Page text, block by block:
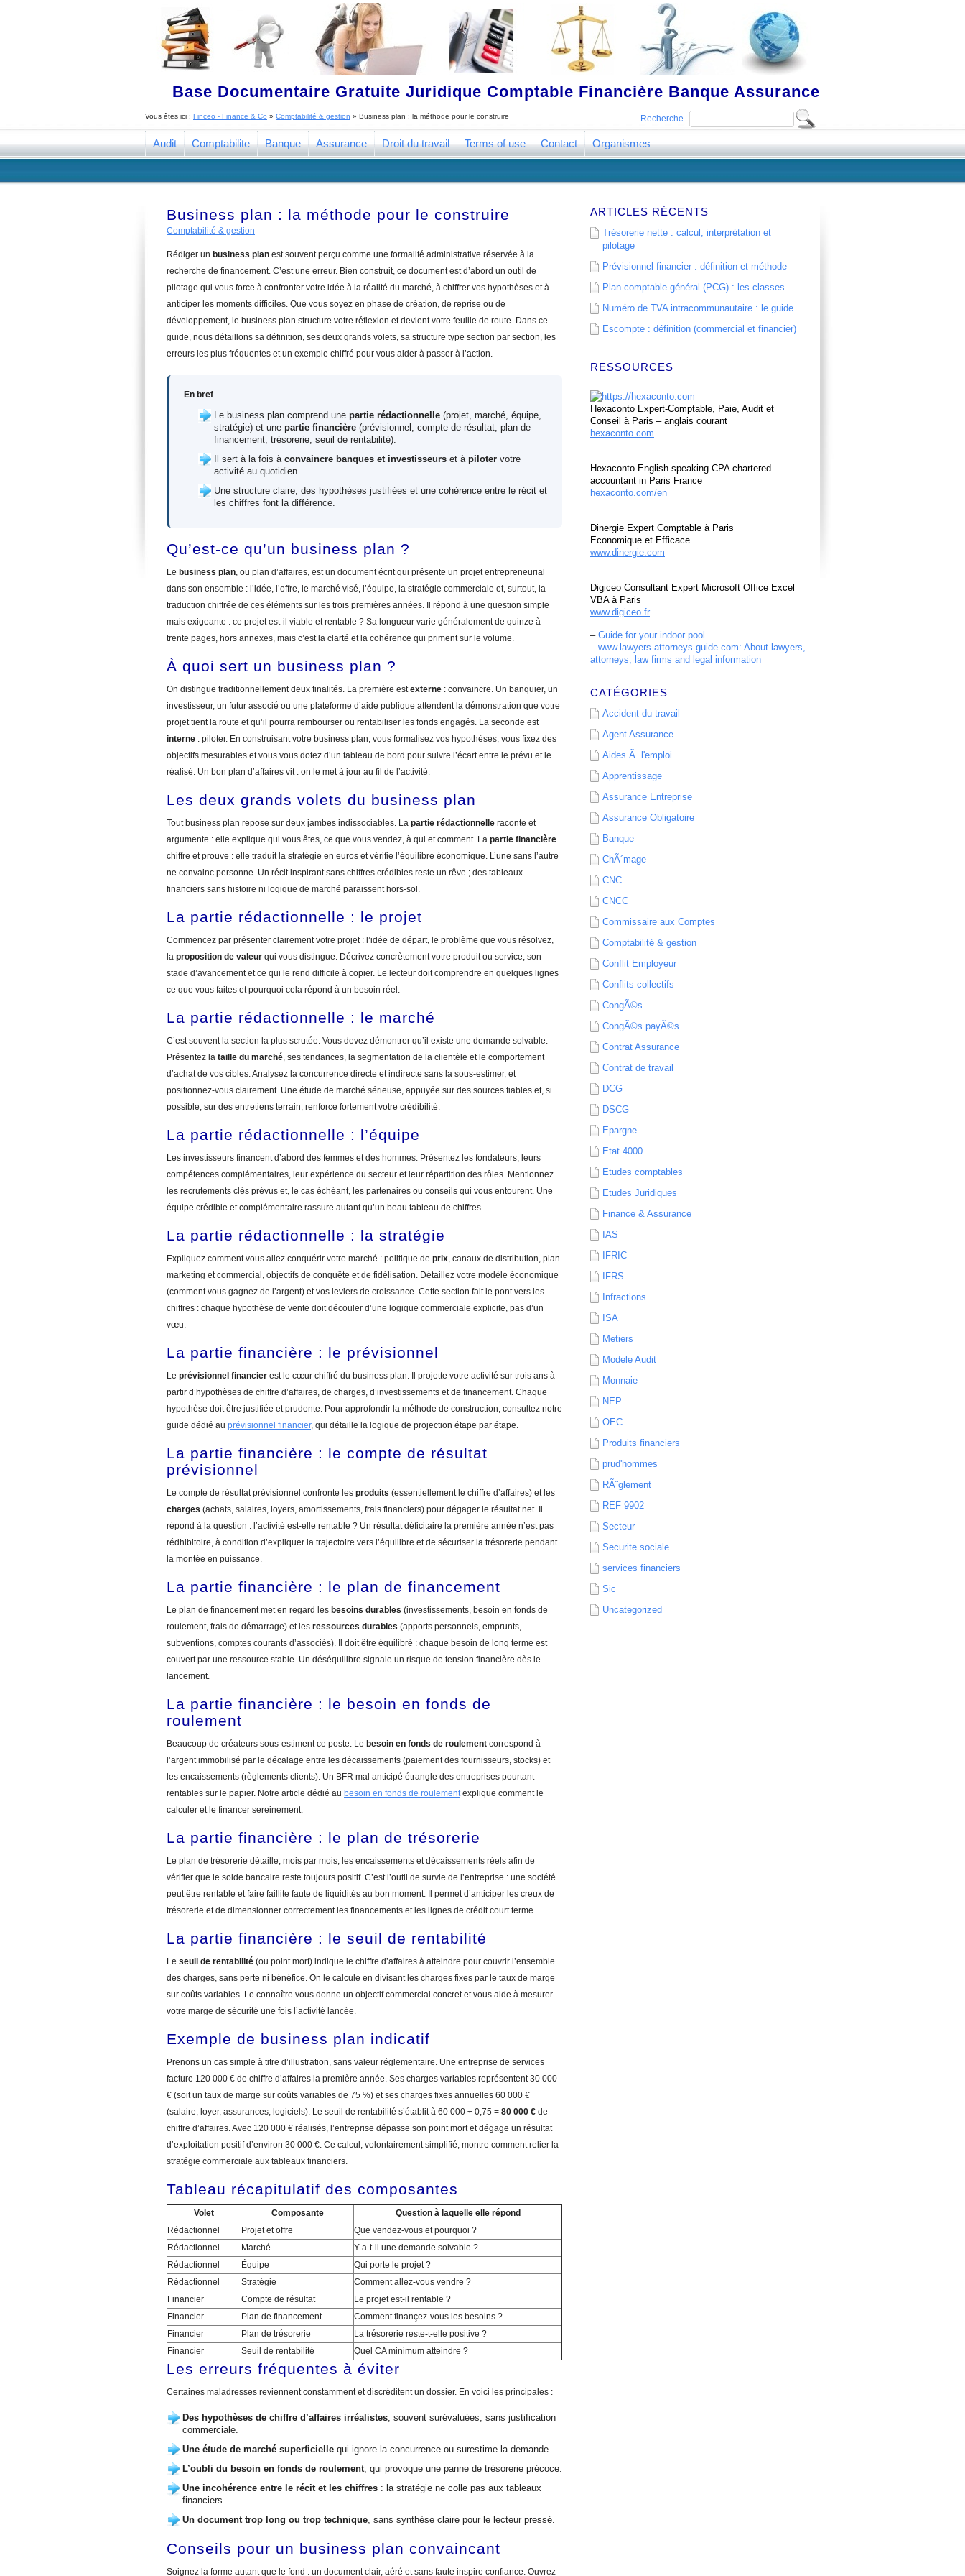
Base Documentaire Gratuite Juridique Comptable Financière Banque Assurance
Recherche
Vous êtes ici : Finceo - Finance & Co » Comptabilité & gestion » Business plan : la méthode pour le construire
Audit Comptabilite Banque Assurance Droit du travail Terms of use Contact Organismes
Business plan : la méthode pour le construire
Comptabilité & gestion
Rédiger un business plan est souvent perçu comme une formalité administrative réservée à la
recherche de financement. C’est une erreur. Bien construit, ce document est d’abord un outil de
pilotage qui vous force à confronter votre idée à la réalité du marché, à chiffrer vos hypothèses et à
anticiper les moments difficiles. Que vous soyez en phase de création, de reprise ou de
développement, le business plan structure votre réflexion et devient votre feuille de route. Dans ce
guide, nous détaillons sa définition, ses deux grands volets, sa structure type section par section, les
erreurs les plus fréquentes et un exemple chiffré pour vous aider à passer à l’action.
En bref
Le business plan comprend une partie rédactionnelle (projet, marché, équipe,
stratégie) et une partie financière (prévisionnel, compte de résultat, plan de
financement, trésorerie, seuil de rentabilité).
Il sert à la fois à convaincre banques et investisseurs et à piloter votre
activité au quotidien.
Une structure claire, des hypothèses justifiées et une cohérence entre le récit et
les chiffres font la différence.
Qu’est-ce qu’un business plan ?
Le business plan, ou plan d’affaires, est un document écrit qui présente un projet entrepreneurial
dans son ensemble : l’idée, l’offre, le marché visé, l’équipe, la stratégie commerciale et, surtout, la
traduction chiffrée de ces éléments sur les trois premières années. Il répond à une question simple
mais exigeante : ce projet est-il viable et rentable ? Sa longueur varie généralement de quinze à
trente pages, hors annexes, mais c’est la clarté et la cohérence qui priment sur le volume.
À quoi sert un business plan ?
On distingue traditionnellement deux finalités. La première estexterne : convaincre. Un banquier, un
investisseur, un futur associé ou une plateforme d’aide publique attendent la démonstration que votre
projet tient la route et qu’il pourra rembourser ou rentabiliser les fonds engagés. La seconde est
interne : piloter. En construisant votre business plan, vous formalisez vos hypothèses, vous fixez des
objectifs mesurables et vous vous dotez d’un tableau de bord pour suivre l’écart entre le prévu et le
réalisé. Un bon plan d’affaires vit : on le met à jour au fil de l’activité.
Les deux grands volets du business plan
Tout business plan repose sur deux jambes indissociables. La partie rédactionnelle raconte et
argumente : elle explique qui vous êtes, ce que vous vendez, à qui et comment. La partie financière
chiffre et prouve : elle traduit la stratégie en euros et vérifie l’équilibre économique. L’une sans l’autre
ne convainc personne. Un récit inspirant sans chiffres crédibles reste un rêve ; des tableaux
financiers sans histoire ni logique de marché paraissent hors-sol.
La partie rédactionnelle : le projet
Commencez par présenter clairement votre projet : l’idée de départ, le problème que vous résolvez,
la proposition de valeur qui vous distingue. Décrivez concrètement votre produit ou service, son
stade d’avancement et ce qui le rend difficile à copier. Le lecteur doit comprendre en quelques lignes
ce que vous faites et pourquoi cela répond à un besoin réel.
La partie rédactionnelle : le marché
C’est souvent la section la plus scrutée. Vous devez démontrer qu’il existe une demande solvable.
Présentez la taille du marché, ses tendances, la segmentation de la clientèle et le comportement
d’achat de vos cibles. Analysez la concurrence directe et indirecte sans la sous-estimer, et
positionnez-vous clairement. Une étude de marché sérieuse, appuyée sur des sources fiables et, si
possible, sur des entretiens terrain, renforce fortement votre crédibilité.
La partie rédactionnelle : l’équipe
Les investisseurs financent d’abord des femmes et des hommes. Présentez les fondateurs, leurs
compétences complémentaires, leur expérience du secteur et leur répartition des rôles. Mentionnez
les recrutements clés prévus et, le cas échéant, les partenaires ou conseils qui vous entourent. Une
équipe crédible et complémentaire rassure autant qu’un beau tableau de chiffres.
La partie rédactionnelle : la stratégie
Expliquez comment vous allez conquérir votre marché : politique de prix, canaux de distribution, plan
marketing et commercial, objectifs de conquête et de fidélisation. Détaillez votre modèle économique
(comment vous gagnez de l’argent) et vos leviers de croissance. Cette section fait le pont vers les
chiffres : chaque hypothèse de vente doit découler d’une logique commerciale explicite, pas d’un
vœu.
La partie financière : le prévisionnel
Le prévisionnel financier est le cœur chiffré du business plan. Il projette votre activité sur trois ans à
partir d’hypothèses de chiffre d’affaires, de charges, d’investissements et de financement. Chaque
hypothèse doit être justifiée et prudente. Pour approfondir la méthode de construction, consultez notre
guide dédié au prévisionnel financier, qui détaille la logique de projection étape par étape.
La partie financière : le compte de résultat
prévisionnel
Le compte de résultat prévisionnel confronte les produits (essentiellement le chiffre d’affaires) et les
charges (achats, salaires, loyers, amortissements, frais financiers) pour dégager le résultat net. Il
répond à la question : l’activité est-elle rentable ? Un résultat déficitaire la première année n’est pas
rédhibitoire, à condition d’expliquer la trajectoire vers l’équilibre et de sécuriser la trésorerie pendant
la montée en puissance.
La partie financière : le plan de financement
Le plan de financement met en regard les besoins durables (investissements, besoin en fonds de
roulement, frais de démarrage) et les ressources durables (apports personnels, emprunts,
subventions, comptes courants d’associés). Il doit être équilibré : chaque besoin de long terme est
couvert par une ressource stable. Un déséquilibre signale un risque de tension financière dès le
lancement.
La partie financière : le besoin en fonds de
roulement
Beaucoup de créateurs sous-estiment ce poste. Le besoin en fonds de roulement correspond à
l’argent immobilisé par le décalage entre les décaissements (paiement des fournisseurs, stocks) et
les encaissements (règlements clients). Un BFR mal anticipé étrangle des entreprises pourtant
rentables sur le papier. Notre article dédié au besoin en fonds de roulementexplique comment le
calculer et le financer sereinement.
La partie financière : le plan de trésorerie
Le plan de trésorerie détaille, mois par mois, les encaissements et décaissements réels afin de
vérifier que le solde bancaire reste toujours positif. C’est l’outil de survie de l’entreprise : une société
peut être rentable et faire faillite faute de liquidités au bon moment. Il permet d’anticiper les creux de
trésorerie et de dimensionner correctement les financements et les lignes de crédit court terme.
La partie financière : le seuil de rentabilité
Le seuil de rentabilité (ou point mort) indique le chiffre d’affaires à atteindre pour couvrir l’ensemble
des charges, sans perte ni bénéfice. On le calcule en divisant les charges fixes par le taux de marge
sur coûts variables. Le connaître vous donne un objectif commercial concret et vous aide à mesurer
votre marge de sécurité une fois l’activité lancée.
Exemple de business plan indicatif
Prenons un cas simple à titre d’illustration, sans valeur réglementaire. Une entreprise de services
facture 120 000 € de chiffre d’affaires la première année. Ses charges variables représentent 30 000
€ (soit un taux de marge sur coûts variables de 75 %) et ses charges fixes annuelles 60 000 €
(salaire, loyer, assurances, logiciels). Le seuil de rentabilité s’établit à 60 000 ÷ 0,75 = 80 000 € de
chiffre d’affaires. Avec 120 000 € réalisés, l’entreprise dépasse son point mort et dégage un résultat
d’exploitation positif d’environ 30 000 €. Ce calcul, volontairement simplifié, montre comment relier la
stratégie commerciale aux tableaux financiers.
Tableau récapitulatif des composantes
Volet Composante
Question à laquelle elle répond
Rédactionnel
Projet et offre
Que vendez-vous et pourquoi ?
Rédactionnel
Marché
Y a-t-il une demande solvable ?
Rédactionnel
Équipe
Qui porte le projet ?
Rédactionnel
Stratégie
Comment allez-vous vendre ?
Financier
Compte de résultat
Le projet est-il rentable ?
Financier
Plan de financement
Comment finançez-vous les besoins ?
Financier
Plan de trésorerie
La trésorerie reste-t-elle positive ?
Financier
Seuil de rentabilité Quel CA minimum atteindre ?
Les erreurs fréquentes à éviter
Certaines maladresses reviennent constamment et discréditent un dossier. En voici les principales :
Des hypothèses de chiffre d’affaires irréalistes, souvent surévaluées, sans justification
commerciale.
Une étude de marché superficielle qui ignore la concurrence ou surestime la demande.
L’oubli du besoin en fonds de roulement, qui provoque une panne de trésorerie précoce.
Une incohérence entre le récit et les chiffres : la stratégie ne colle pas aux tableaux
financiers.
Un document trop long ou trop technique, sans synthèse claire pour le lecteur pressé.
Conseils pour un business plan convaincant
Soignez la forme autant que le fond : un document clair, aéré et sans faute inspire confiance. Ouvrez
ARTICLES RÉCENTS
Trésorerie nette : calcul, interprétation et
pilotage
Prévisionnel financier : définition et méthode
Plan comptable général (PCG) : les classes
Numéro de TVA intracommunautaire : le guide
Escompte : définition (commercial et financier)
RESSOURCES
Hexaconto Expert-Comptable, Paie, Audit et
Conseil à Paris – anglais courant
hexaconto.com
Hexaconto English speaking CPA chartered
accountant in Paris France
hexaconto.com/en
Dinergie Expert Comptable à Paris
Economique et Efficace
www.dinergie.com
Digiceo Consultant Expert Microsoft Office Excel
VBA à Paris
www.digiceo.fr
– Guide for your indoor pool
– www.lawyers-attorneys-guide.com: About lawyers,
attorneys, law firms and legal information
CATÉGORIES
Accident du travail
Agent Assurance
Aides Ã l'emploi
Apprentissage
Assurance Entreprise
Assurance Obligatoire
Banque
ChÃ´mage
CNC
CNCC
Commissaire aux Comptes
Comptabilité & gestion
Conflit Employeur
Conflits collectifs
CongÃ©s
CongÃ©s payÃ©s
Contrat Assurance
Contrat de travail
DCG
DSCG
Epargne
Etat 4000
Etudes comptables
Etudes Juridiques
Finance & Assurance
IAS
IFRIC
IFRS
Infractions
ISA
Metiers
Modele Audit
Monnaie
NEP
OEC
Produits financiers
prud'hommes
RÃ¨glement
REF 9902
Secteur
Securite sociale
services financiers
Sic
Uncategorized